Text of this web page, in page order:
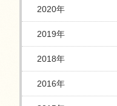
2020年
2019年
2018年
2016年